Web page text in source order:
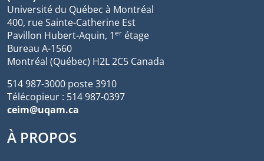
Université du Québec à Montréal
400, rue Sainte-Catherine Est
Pavillon Hubert-Aquin, 1er étage
Bureau A-1560
Montréal (Québec) H2L 2C5 Canada
514 987-3000 poste 3910
Télécopieur : 514 987-0397
ceim@uqam.ca
À PROPOS